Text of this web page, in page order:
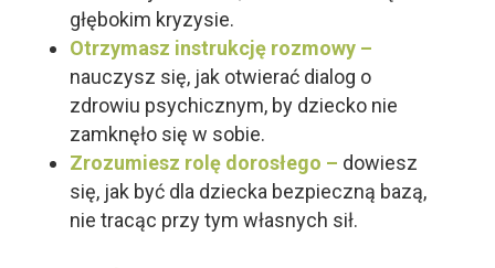
głębokim kryzysie.
Otrzymasz instrukcję rozmowy –
nauczysz się, jak otwierać dialog o
zdrowiu psychicznym, by dziecko nie
zamknęło się w sobie.
Zrozumiesz rolę dorosłego – dowiesz
się, jak być dla dziecka bezpieczną bazą,
nie tracąc przy tym własnych sił.